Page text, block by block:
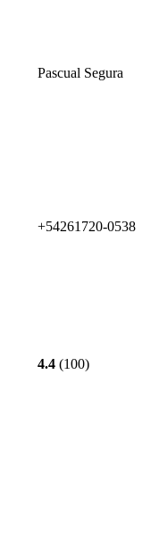
Pascual Segura
+54261720-0538
4.4 (100)